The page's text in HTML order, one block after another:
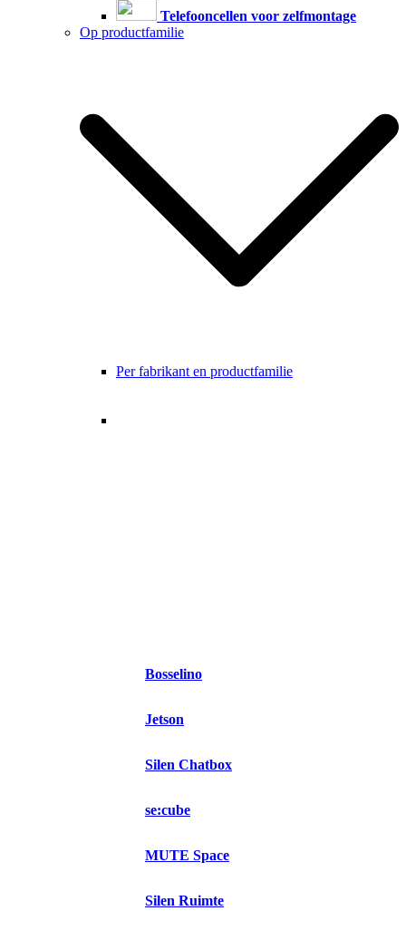
Telefooncellen voor zelfmontage
Op productfamilie
Per fabrikant en productfamilie
Bosselino
Jetson
Silen Chatbox
se:cube
MUTE Space
Silen Ruimte